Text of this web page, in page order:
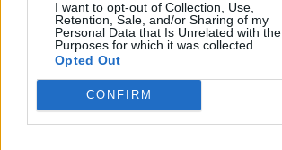
I want to opt-out of Collection, Use,
Retention, Sale, and/or Sharing of my
Personal Data that Is Unrelated with the
Purposes for which it was collected.
Opted Out
CONFIRM